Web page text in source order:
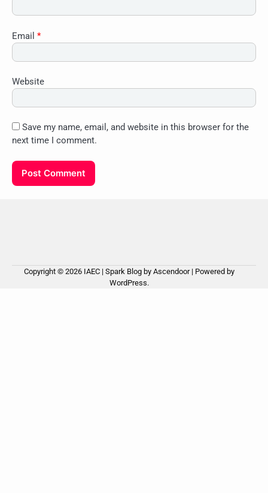
Email *
Website
Save my name, email, and website in this browser for the
next time I comment.
Copyright © 2026 IAEC | Spark Blog by Ascendoor| Powered by
WordPress.